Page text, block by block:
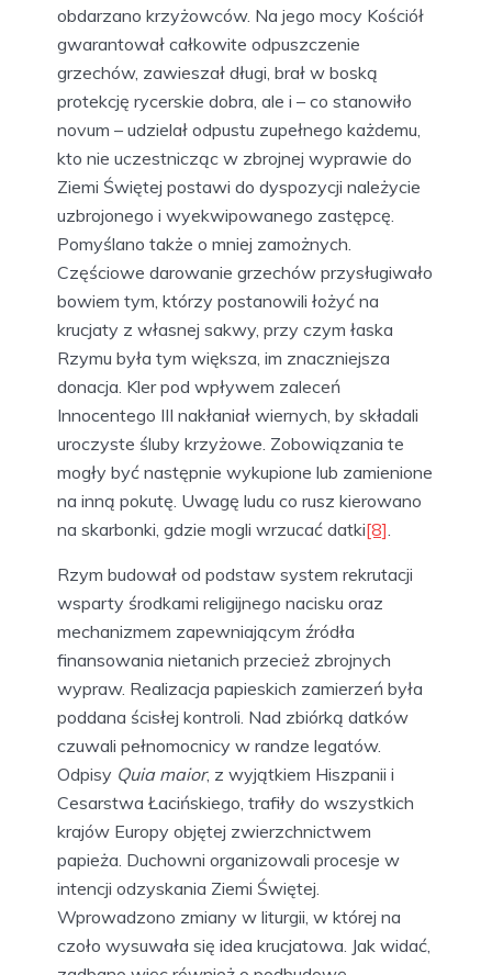
obdarzano krzyżowców. Na jego mocy Kościół
gwarantował całkowite odpuszczenie
grzechów, zawieszał długi, brał w boską
protekcję rycerskie dobra, ale i – co stanowiło
novum – udzielał odpustu zupełnego każdemu,
kto nie uczestnicząc w zbrojnej wyprawie do
Ziemi Świętej postawi do dyspozycji należycie
uzbrojonego i wyekwipowanego zastępcę.
Pomyślano także o mniej zamożnych.
Częściowe darowanie grzechów przysługiwało
bowiem tym, którzy postanowili łożyć na
krucjaty z własnej sakwy, przy czym łaska
Rzymu była tym większa, im znaczniejsza
donacja. Kler pod wpływem zaleceń
Innocentego III nakłaniał wiernych, by składali
uroczyste śluby krzyżowe. Zobowiązania te
mogły być następnie wykupione lub zamienione
na inną pokutę. Uwagę ludu co rusz kierowano
na skarbonki, gdzie mogli wrzucać datki[8].
Rzym budował od podstaw system rekrutacji
wsparty środkami religijnego nacisku oraz
mechanizmem zapewniającym źródła
finansowania nietanich przecież zbrojnych
wypraw. Realizacja papieskich zamierzeń była
poddana ścisłej kontroli. Nad zbiórką datków
czuwali pełnomocnicy w randze legatów.
Odpisy Quia maior, z wyjątkiem Hiszpanii i
Cesarstwa Łacińskiego, trafiły do wszystkich
krajów Europy objętej zwierzchnictwem
papieża. Duchowni organizowali procesje w
intencji odzyskania Ziemi Świętej.
Wprowadzono zmiany w liturgii, w której na
czoło wysuwała się idea krucjatowa. Jak widać,